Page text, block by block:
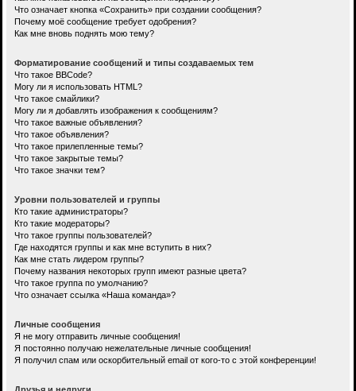
Что означает кнопка «Сохранить» при создании сообщения?
Почему моё сообщение требует одобрения?
Как мне вновь поднять мою тему?
Форматирование сообщений и типы создаваемых тем
Что такое BBCode?
Могу ли я использовать HTML?
Что такое смайлики?
Могу ли я добавлять изображения к сообщениям?
Что такое важные объявления?
Что такое объявления?
Что такое прилепленные темы?
Что такое закрытые темы?
Что такое значки тем?
Уровни пользователей и группы
Кто такие администраторы?
Кто такие модераторы?
Что такое группы пользователей?
Где находятся группы и как мне вступить в них?
Как мне стать лидером группы?
Почему названия некоторых групп имеют разные цвета?
Что такое группа по умолчанию?
Что означает ссылка «Наша команда»?
Личные сообщения
Я не могу отправить личные сообщения!
Я постоянно получаю нежелательные личные сообщения!
Я получил спам или оскорбительный email от кого-то с этой конференции!